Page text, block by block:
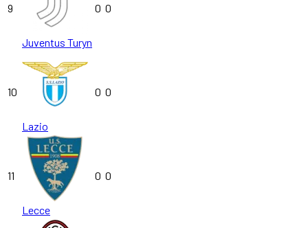
9
Juventus Turyn
0 0
10
Lazio
0 0
11
Lecce
0 0